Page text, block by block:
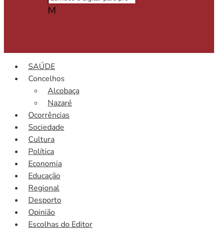
M
SAÚDE
Concelhos
Alcobaça
Nazaré
Ocorrências
Sociedade
Cultura
Política
Economia
Educação
Regional
Desporto
Opinião
Escolhas do Editor